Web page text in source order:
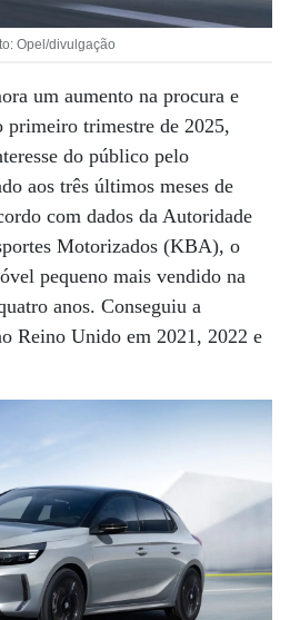
Opel/divulgação
um aumento na procura e
primeiro trimestre de 2025,
do público pelo
aos três últimos meses de
com dados da Autoridade
Motorizados (KBA), o
pequeno mais vendido na
anos. Conseguiu a
Reino Unido em 2021, 2022 e